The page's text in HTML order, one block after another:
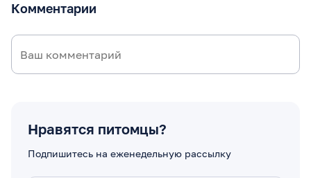
Комментарии
Нравятся питомцы?
Подпишитесь на еженедельную рассылку